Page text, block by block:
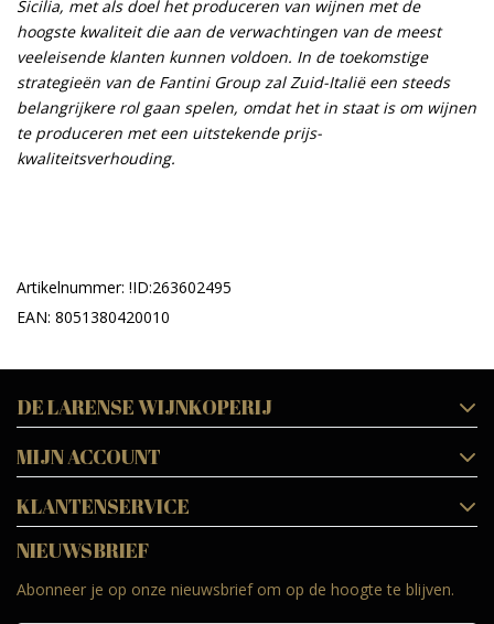
Sicilia, met als doel het produceren van wijnen met de
hoogste kwaliteit die aan de verwachtingen van de meest
veeleisende klanten kunnen voldoen. In de toekomstige
strategieën van de Fantini Group zal Zuid-Italië een steeds
belangrijkere rol gaan spelen, omdat het in staat is om wijnen
te produceren met een uitstekende prijs-
kwaliteitsverhouding.
Artikelnummer: !ID:263602495
EAN: 8051380420010
DE LARENSE WIJNKOPERIJ
MIJN ACCOUNT
KLANTENSERVICE
NIEUWSBRIEF
Abonneer je op onze nieuwsbrief om op de hoogte te blijven.